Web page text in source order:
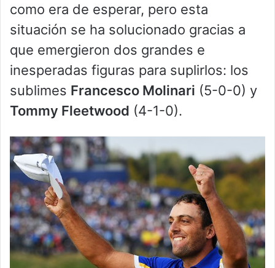
como era de esperar, pero esta
situación se ha solucionado gracias a
que emergieron dos grandes e
inesperadas figuras para suplirlos: los
sublimes Francesco Molinari (5-0-0) y
Tommy Fleetwood (4-1-0).